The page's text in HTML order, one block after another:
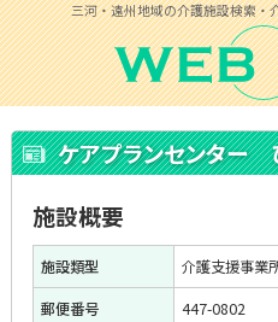
三河・遠州地域の介護施設検索・
ケアプランセンター
施設概要
施設類型
介護支援事業
郵便番号
447-0802